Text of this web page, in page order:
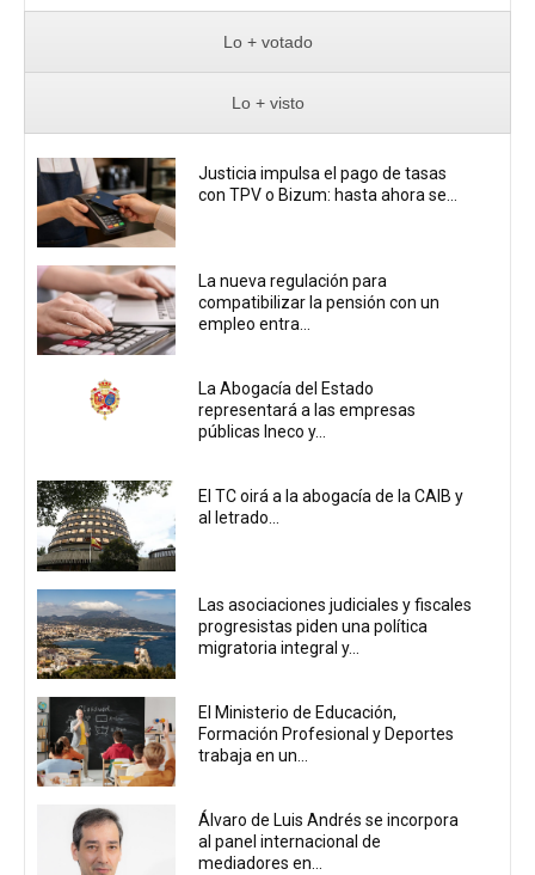
Lo + votado
Lo + visto
Justicia impulsa el pago de tasas
con TPV o Bizum: hasta ahora se...
La nueva regulación para
compatibilizar la pensión con un
empleo entra...
La Abogacía del Estado
representará a las empresas
públicas Ineco y...
El TC oirá a la abogacía de la CAIB y
al letrado...
Las asociaciones judiciales y fiscales
progresistas piden una política
migratoria integral y...
El Ministerio de Educación,
Formación Profesional y Deportes
trabaja en un...
Álvaro de Luis Andrés se incorpora
al panel internacional de
mediadores en...